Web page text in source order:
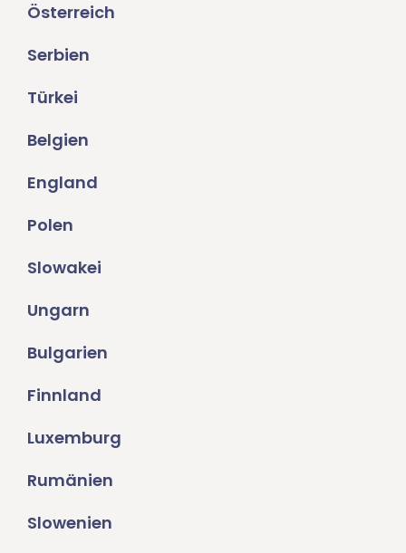
Österreich
Serbien
Türkei
Belgien
England
Polen
Slowakei
Ungarn
Bulgarien
Finnland
Luxemburg
Rumänien
Slowenien